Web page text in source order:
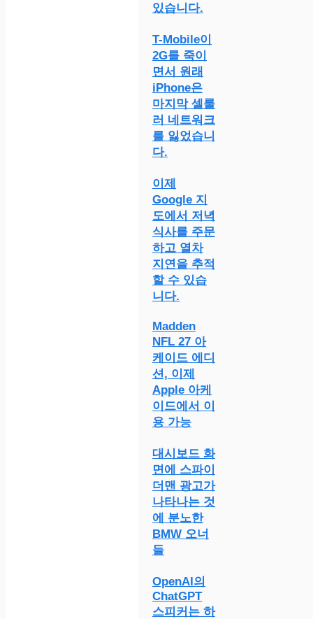
있습니다.
T-Mobile이
2G를 죽이
면서 원래
iPhone은
마지막 셀룰
러 네트워크
를 잃었습니
다.
이제
Google 지
도에서 저녁
식사를 주문
하고 열차
지연을 추적
할 수 있습
니다.
Madden
NFL 27 아
케이드 에디
션, 이제
Apple 아케
이드에서 이
용 가능
대시보드 화
면에 스파이
더맨 광고가
나타나는 것
에 분노한
BMW 오너
들
OpenAI의
ChatGPT
스피커는 하